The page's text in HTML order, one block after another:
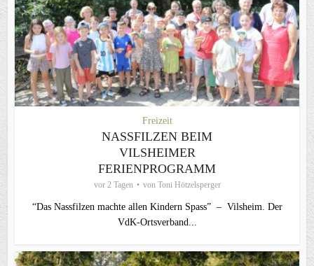
Freizeit
NASSFILZEN BEIM
VILSHEIMER
FERIENPROGRAMM
vor 2 Tagen von Toni Hötzelsperger
“Das Nassfilzen machte allen Kindern Spass” – Vilsheim. Der
VdK-Ortsverband...